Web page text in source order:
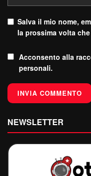
Salva il mio nome,
la prossima volta
Acconsento alla
personali.
NEWSLETTER